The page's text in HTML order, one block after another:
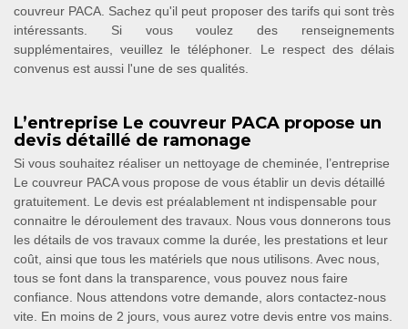
couvreur PACA. Sachez qu'il peut proposer des tarifs qui sont très
intéressants. Si vous voulez des renseignements
supplémentaires, veuillez le téléphoner. Le respect des délais
convenus est aussi l'une de ses qualités.
L’entreprise Le couvreur PACA propose un
devis détaillé de ramonage
Si vous souhaitez réaliser un nettoyage de cheminée, l’entreprise
Le couvreur PACA vous propose de vous établir un devis détaillé
gratuitement. Le devis est préalablement nt indispensable pour
connaitre le déroulement des travaux. Nous vous donnerons tous
les détails de vos travaux comme la durée, les prestations et leur
coût, ainsi que tous les matériels que nous utilisons. Avec nous,
tous se font dans la transparence, vous pouvez nous faire
confiance. Nous attendons votre demande, alors contactez-nous
vite. En moins de 2 jours, vous aurez votre devis entre vos mains.